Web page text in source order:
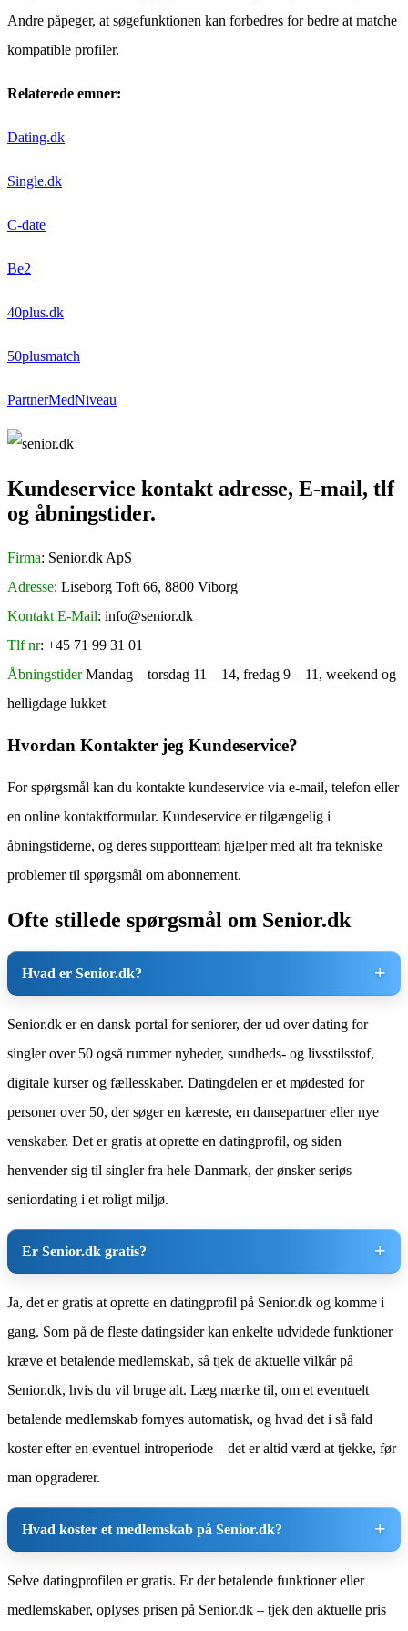
Andre påpeger, at søgefunktionen kan forbedres for bedre at matche
kompatible profiler.
Relaterede emner:
Dating.dk
Single.dk
C-date
Be2
40plus.dk
50plusmatch
PartnerMedNiveau
Kundeservice kontakt adresse, E-mail, tlf
og åbningstider.
Firma: Senior.dk ApS
Adresse: Liseborg Toft 66, 8800 Viborg
Kontakt E-Mail: info@senior.dk
Tlf nr: +45 71 99 31 01
ÅbningstiderMandag – torsdag 11 – 14, fredag 9 – 11, weekend og
helligdage lukket
Hvordan Kontakter jeg Kundeservice?
For spørgsmål kan du kontakte kundeservice via e-mail, telefon eller
en online kontaktformular. Kundeservice er tilgængelig i
åbningstiderne, og deres supportteam hjælper med alt fra tekniske
problemer til spørgsmål om abonnement.
Ofte stillede spørgsmål om Senior.dk
Hvad er Senior.dk?
Senior.dk er en dansk portal for seniorer, der ud over dating for
singler over 50 også rummer nyheder, sundheds- og livsstilsstof,
digitale kurser og fællesskaber. Datingdelen er et mødested for
personer over 50, der søger en kæreste, en dansepartner eller nye
venskaber. Det er gratis at oprette en datingprofil, og siden
henvender sig til singler fra hele Danmark, der ønsker seriøs
seniordating i et roligt miljø.
Er Senior.dk gratis?
Ja, det er gratis at oprette en datingprofil på Senior.dk og komme i
gang. Som på de fleste datingsider kan enkelte udvidede funktioner
kræve et betalende medlemskab, så tjek de aktuelle vilkår på
Senior.dk, hvis du vil bruge alt. Læg mærke til, om et eventuelt
betalende medlemskab fornyes automatisk, og hvad det i så fald
koster efter en eventuel introperiode – det er altid værd at tjekke, før
man opgraderer.
Hvad koster et medlemskab på Senior.dk?
Selve datingprofilen er gratis. Er der betalende funktioner eller
medlemskaber, oplyses prisen på Senior.dk – tjek den aktuelle pris